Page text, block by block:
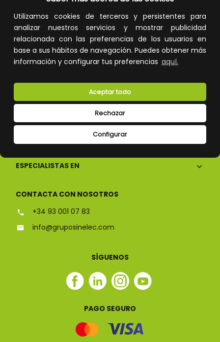
Utilizamos cookies de terceros y persistentes para
analizar nuestros servicios y mostrar publicidad
relacionada con las preferencias de los usuarios en
base a sus hábitos de navegación. Puedes obtener más
información y configurar tus preferencias aquí.
Configurar
Rechazar
Aceptar todo
Atención al cliente
ESPECIALISTAS EN
CONTACTA CON NOSOTROS
+34 93 001 07 83
info@gruposinelec.com
SÍGUENOS
Facebook
Linkedin
Instagram
Youtube
PAGO SEGURO